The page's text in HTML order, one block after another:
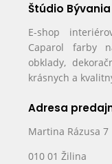
Štúdio Bývania
E-shop
Caparol farby
obklady,
krásnych a
Adresa
Martina Rázusa 7
010 01 Žilina